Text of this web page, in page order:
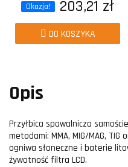
Okazja! 203,21 zł
DO KOSZYKA
Opis
Przyłbica spawalnicza
metodami: MMA, MIG/MAG,
ogniwa słoneczne i baterie
żywotność filtra LCD.